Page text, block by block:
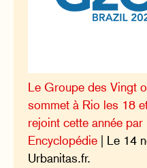
Le Groupe des Vingt
sommet à Rio les 18
rejoint cette année par
Encyclopédie | Le 14
Urbanitas.fr.